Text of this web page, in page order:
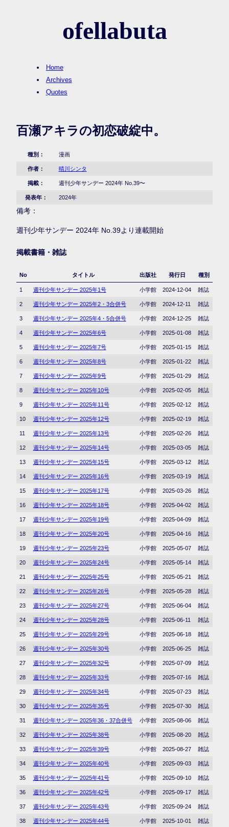
ofellabuta
Home
Archives
Quotes
百瀬アキラの初恋破綻中。
種別： 漫画
作者： 晴川シンタ
掲載： 週刊少年サンデー 2024年 No.39〜
発表年： 2024年
備考：
週刊少年サンデー 2024年 No.39より連載開始
掲載書籍・雑誌
No タイトル 出版社 発行日 種別
1 週刊少年サンデー 2025年1号 小学館 2024-12-04 雑誌
2 週刊少年サンデー 2025年2・3合併号 小学館 2024-12-11 雑誌
3 週刊少年サンデー 2025年4・5合併号 小学館 2024-12-25 雑誌
4 週刊少年サンデー 2025年6号 小学館 2025-01-08 雑誌
5 週刊少年サンデー 2025年7号 小学館 2025-01-15 雑誌
6 週刊少年サンデー 2025年8号 小学館 2025-01-22 雑誌
7 週刊少年サンデー 2025年9号 小学館 2025-01-29 雑誌
8 週刊少年サンデー 2025年10号 小学館 2025-02-05 雑誌
9 週刊少年サンデー 2025年11号 小学館 2025-02-12 雑誌
10 週刊少年サンデー 2025年12号 小学館 2025-02-19 雑誌
11 週刊少年サンデー 2025年13号 小学館 2025-02-26 雑誌
12 週刊少年サンデー 2025年14号 小学館 2025-03-05 雑誌
13 週刊少年サンデー 2025年15号 小学館 2025-03-12 雑誌
14 週刊少年サンデー 2025年16号 小学館 2025-03-19 雑誌
15 週刊少年サンデー 2025年17号 小学館 2025-03-26 雑誌
16 週刊少年サンデー 2025年18号 小学館 2025-04-02 雑誌
17 週刊少年サンデー 2025年19号 小学館 2025-04-09 雑誌
18 週刊少年サンデー 2025年20号 小学館 2025-04-16 雑誌
19 週刊少年サンデー 2025年23号 小学館 2025-05-07 雑誌
20 週刊少年サンデー 2025年24号 小学館 2025-05-14 雑誌
21 週刊少年サンデー 2025年25号 小学館 2025-05-21 雑誌
22 週刊少年サンデー 2025年26号 小学館 2025-05-28 雑誌
23 週刊少年サンデー 2025年27号 小学館 2025-06-04 雑誌
24 週刊少年サンデー 2025年28号 小学館 2025-06-11 雑誌
25 週刊少年サンデー 2025年29号 小学館 2025-06-18 雑誌
26 週刊少年サンデー 2025年30号 小学館 2025-06-25 雑誌
27 週刊少年サンデー 2025年32号 小学館 2025-07-09 雑誌
28 週刊少年サンデー 2025年33号 小学館 2025-07-16 雑誌
29 週刊少年サンデー 2025年34号 小学館 2025-07-23 雑誌
30 週刊少年サンデー 2025年35号 小学館 2025-07-30 雑誌
31 週刊少年サンデー 2025年36・37合併号 小学館 2025-08-06 雑誌
32 週刊少年サンデー 2025年38号 小学館 2025-08-20 雑誌
33 週刊少年サンデー 2025年39号 小学館 2025-08-27 雑誌
34 週刊少年サンデー 2025年40号 小学館 2025-09-03 雑誌
35 週刊少年サンデー 2025年41号 小学館 2025-09-10 雑誌
36 週刊少年サンデー 2025年42号 小学館 2025-09-17 雑誌
37 週刊少年サンデー 2025年43号 小学館 2025-09-24 雑誌
38 週刊少年サンデー 2025年44号 小学館 2025-10-01 雑誌